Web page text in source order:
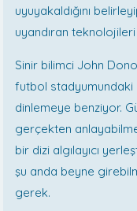
uyuyakaldığını
uyandıran teknolojileri
Sinir bilimci John
futbol stadyumundaki
dinlemeye benziyor.
gerçekten
bir dizi algılayıcı
şu anda beyne
gerek.